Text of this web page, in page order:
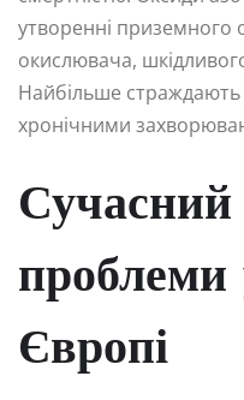
утворенні приземного
окислювача,
Найбільше страждають
хронічними
Сучасний
проблеми
Європі